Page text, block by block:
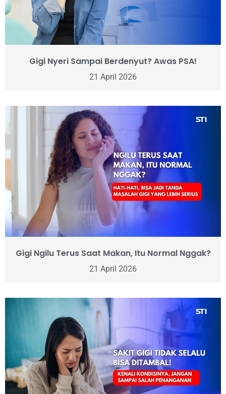
Gigi Nyeri Sampai Berdenyut? Awas PSA!
21 April 2026
Gigi Ngilu Terus Saat Makan, Itu Normal Nggak?
21 April 2026